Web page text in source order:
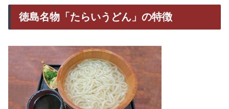
徳島名物「たらいうどん」の特徴